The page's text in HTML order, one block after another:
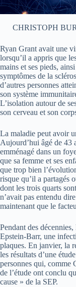
CHRISTOPH
Ryan Grant avait une
lorsqu’il a appris que
mains et ses pieds,
symptômes de la
d’autres personnes
son système
L’isolation autour de
son cerveau et son
La maladie peut avoir
Aujourd’hui âgé de 43
emménagé dans un
que sa femme et ses
que trop bien
risque qu’il a partagés
dont les trois quarts
n’avait pas entendu
maintenant que le
Pendant des
Epstein-Barr, une
plaques. En janvier, la
les résultats d’une
personnes qui, comme
de l’étude ont conclu
cause » de la SEP.